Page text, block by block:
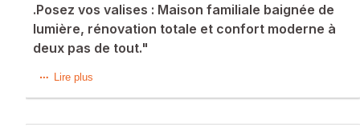
.Posez vos valises : Maison familiale baignée de
lumière, rénovation totale et confort moderne à
deux pas de tout."
Située dans la charmante ville de Castelsarrasin, cette
proximité immédiate d'écoles, d'un lycée, d'un collège et
Lire plus